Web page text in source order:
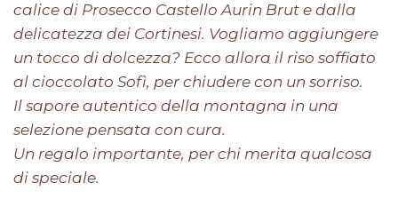
calice di Prosecco Castello Aurin Brut e dalla
delicatezza dei Cortinesi. Vogliamo aggiungere
un tocco di dolcezza? Ecco allora il riso soffiato
al cioccolato Sofì, per chiudere con un sorriso.
Il sapore autentico della montagna in una
selezione pensata con cura.
Un regalo importante, per chi merita qualcosa
di speciale.